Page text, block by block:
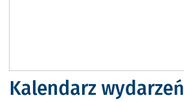
Kalendarz wydarzeń